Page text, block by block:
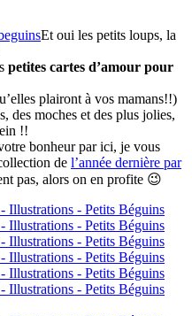
Et oui les petits loups, la
petites cartes d’amour pour
plairont à vos mamans!!)
des moches et des plus jolies,
!!
bonheur par ici, je vous
de l’année dernière par
pas, alors on en profite 😉